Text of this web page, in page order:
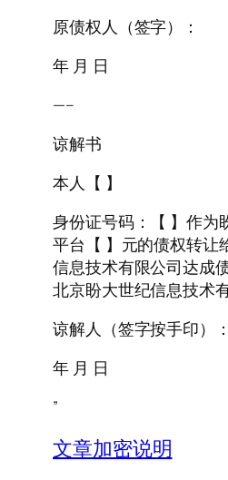
原债权人（签字）：
年 月 日
—–
谅解书
本人【 】
身份证号码：【 】作为
平台【 】元的债权转让
信息技术有限公司达成
北京盼大世纪信息技术
谅解人（签字按手印）：
年 月 日
”
文章加密说明